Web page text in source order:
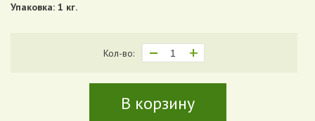
Упаковка: 1 кг.
Кол-во:
В корзину